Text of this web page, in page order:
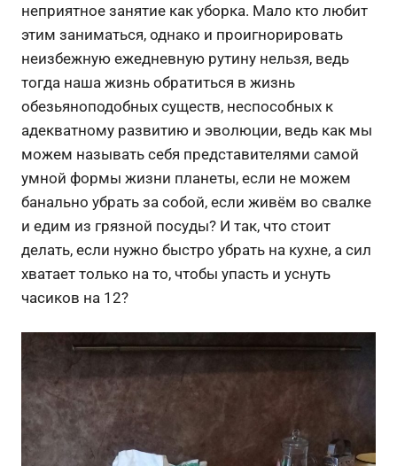
неприятное занятие как уборка. Мало кто любит
этим заниматься, однако и проигнорировать
неизбежную ежедневную рутину нельзя, ведь
тогда наша жизнь обратиться в жизнь
обезьяноподобных существ, неспособных к
адекватному развитию и эволюции, ведь как мы
можем называть себя представителями самой
умной формы жизни планеты, если не можем
банально убрать за собой, если живём во свалке
и едим из грязной посуды? И так, что стоит
делать, если нужно быстро убрать на кухне, а сил
хватает только на то, чтобы упасть и уснуть
часиков на 12?